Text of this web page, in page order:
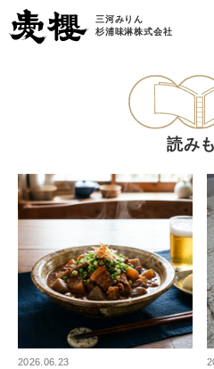
三河みりん
杉浦味淋株式会社
読み
2026.06.23